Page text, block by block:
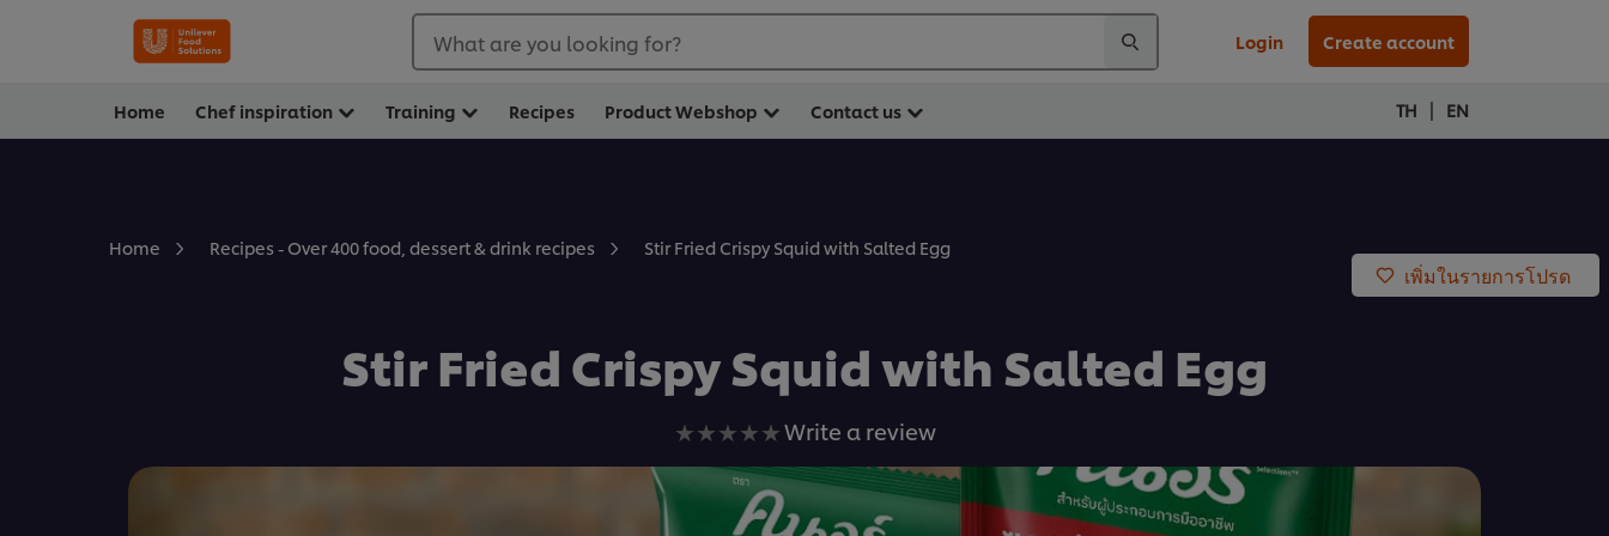
What are you looking for? Login Create account
Home Chef inspiration Training Recipes Product Webshop Contact us TH | EN
Home Recipes - Over 400 food, dessert & drink recipes Stir Fried Crispy Squid with Salted Egg
เพิ่มในรายการโปรด
Stir Fried Crispy Squid with Salted Egg
No
ratings
submitted
for
Write a review